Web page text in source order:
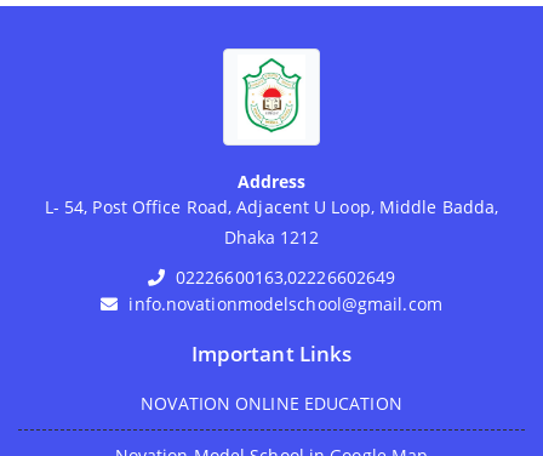
Address
L- 54, Post Office Road, Adjacent U Loop, Middle Badda,
Dhaka 1212
02226600163,02226602649
info.novationmodelschool@gmail.com
Important Links
NOVATION ONLINE EDUCATION